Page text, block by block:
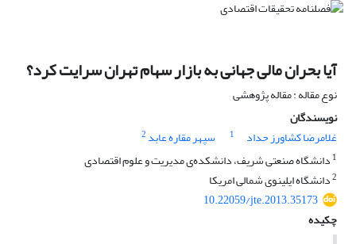
آیا بحران مالی جهانی به بازار سهام تهران سرایت کرد؟
نوع مقاله : مقاله پژوهشی
نویسندگان
غلامرضا کشاورز حداد
1 سپهر مقاره عابد 2
1 دانشگاه صنعتی شریف، دانشکده‌ی مدیریت و علوم اقتصادی
2دانشگاه ایلینوی شمالی امریکا
10.22059/jte.2013.35173
چکیده